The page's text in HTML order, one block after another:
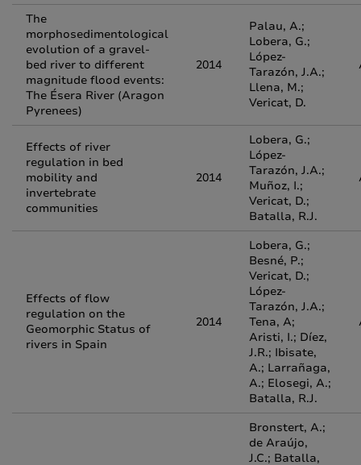
The
morphosedimentological
evolution of a gravel-
bed river to different
magnitude flood events:
The Ésera River (Aragon
Pyrenees)
2014
Palau, A.;
Lobera, G.;
López-
Tarazón, J.A.;
Llena, M.;
Vericat, D.
Effects of river
regulation in bed
mobility and
invertebrate
communities
2014
Lobera, G.;
López-
Tarazón, J.A.;
Muñoz, I.;
Vericat, D.;
Batalla, R.J.
Effects of flow
regulation on the
Geomorphic Status of
rivers in Spain
2014
Lobera, G.;
Besné, P.;
Vericat, D.;
López-
Tarazón, J.A.;
Tena, A;
Aristi, I.; Díez,
J.R.; Ibisate,
A.; Larrañaga,
A.; Elosegi, A.;
Batalla, R.J.
Bronstert, A.;
de Araújo,
J.C.; Batalla,